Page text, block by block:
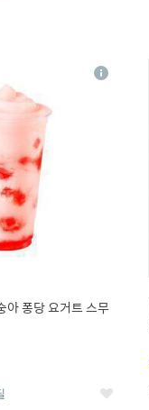
아 퐁당 요거트 스무
좋
상